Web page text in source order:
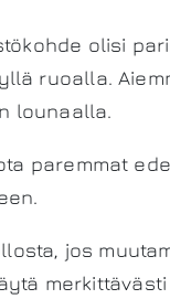
olisi
ruoalla.
lounaalla.
paremmat
jos